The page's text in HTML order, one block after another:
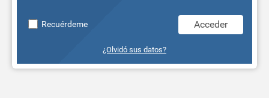
Recuérdeme
¿Olvidó sus datos?